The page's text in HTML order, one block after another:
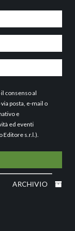
consenso al
posta, e-mail o
e
ed eventi
Editore s.r.l.).
ARCHIVIO